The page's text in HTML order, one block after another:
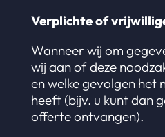
Verplichte of
Wanneer wij om
wij aan of deze
en welke gevolgen het
heeft (bijv. u kunt dan
offerte ontvangen).